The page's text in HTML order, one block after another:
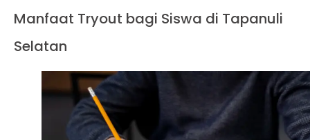
Manfaat Tryout bagi Siswa di Tapanuli
Selatan